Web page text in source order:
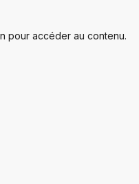
pour accéder au contenu.